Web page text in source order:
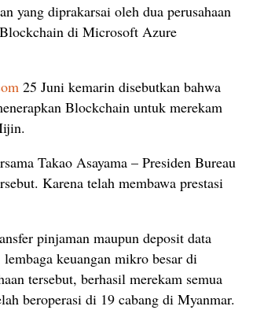
yang diprakarsai oleh dua perusahaan
di Microsoft Azure
25 Juni kemarin disebutkan bahwa
Blockchain untuk merekam
Takao Asayama – Presiden Bureau
Karena telah membawa prestasi
pinjaman maupun deposit data
keuangan mikro besar di
tersebut, berhasil merekam semua
beroperasi di 19 cabang di Myanmar.